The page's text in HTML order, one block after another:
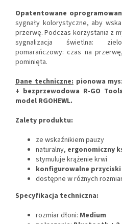
Opatentowane
sygnały kolorystyczne, aby
przerwę. Podczas korzystania z
sygnalizacja świetlna:
pomarańczowy: czas na
pominięta.
Dane techniczne:pionowa
+ bezprzewodowa R-GO
model RGOHEWL.
Zalety produktu:
ze wskaźnikiem pauzy
naturalny, ergonomiczny
stymuluje krążenie krwi
konfigurowalne przyciski
dostępne w różnych
Specyfikacja techniczna:
rozmiar dłoni: Medium